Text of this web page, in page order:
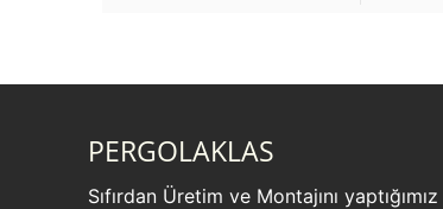
PERGOLAKLAS
Sıfırdan Üretim ve Montajını yaptığımız